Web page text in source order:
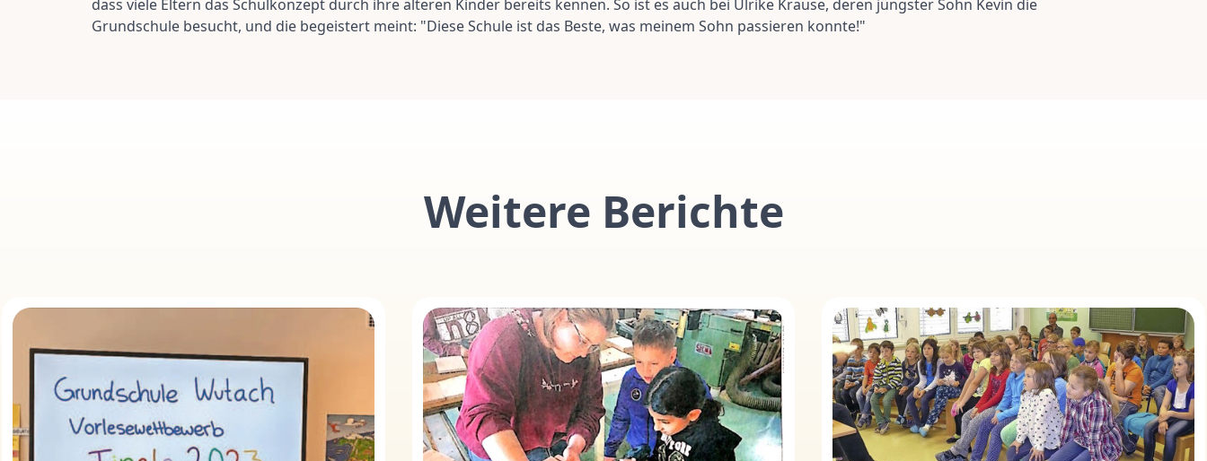
dass viele Eltern das Schulkonzept durch ihre älteren Kinder bereits kennen. So ist es auch bei Ulrike Krause, deren jüngster Sohn Kevin die
Grundschule besucht, und die begeistert meint: "Diese Schule ist das Beste, was meinem Sohn passieren konnte!"
Weitere Berichte